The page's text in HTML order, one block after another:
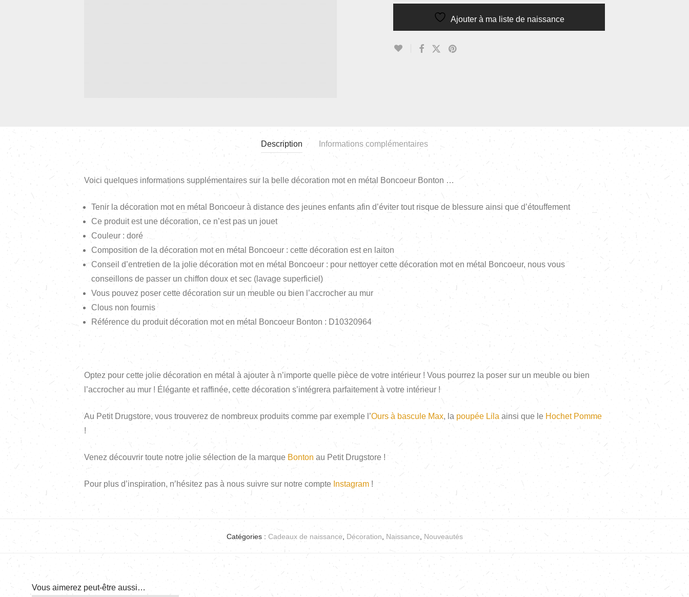
Ajouter à ma liste de naissance
Description Informations complémentaires
Voici quelques informations supplémentaires sur la belle décoration mot en métal Boncoeur Bonton …
Tenir la décoration mot en métal Boncoeur à distance des jeunes enfants afin d’éviter tout risque de blessure ainsi que d’étouffement
Ce produit est une décoration, ce n’est pas un jouet
Couleur : doré
Composition de la décoration mot en métal Boncoeur : cette décoration est en laiton
Conseil d’entretien de la jolie décoration mot en métal Boncoeur : pour nettoyer cette décoration mot en métal Boncoeur, nous vous
conseillons de passer un chiffon doux et sec (lavage superficiel)
Vous pouvez poser cette décoration sur un meuble ou bien l’accrocher au mur
Clous non fournis
Référence du produit décoration mot en métal Boncoeur Bonton : D10320964
Optez pour cette jolie décoration en métal à ajouter à n’importe quelle pièce de votre intérieur ! Vous pourrez la poser sur un meuble ou bien
l’accrocher au mur ! Élégante et raffinée, cette décoration s’intégrera parfaitement à votre intérieur !
Au Petit Drugstore, vous trouverez de nombreux produits comme par exemple l’Ours à bascule Max, la poupée Lila ainsi que le Hochet Pomme
!
Venez découvrir toute notre jolie sélection de la marque Bonton au Petit Drugstore !
Pour plus d’inspiration, n’hésitez pas à nous suivre sur notre compte Instagram !
Catégories : Cadeaux de naissance Décoration Naissance Nouveautés
Vous aimerez peut-être aussi…